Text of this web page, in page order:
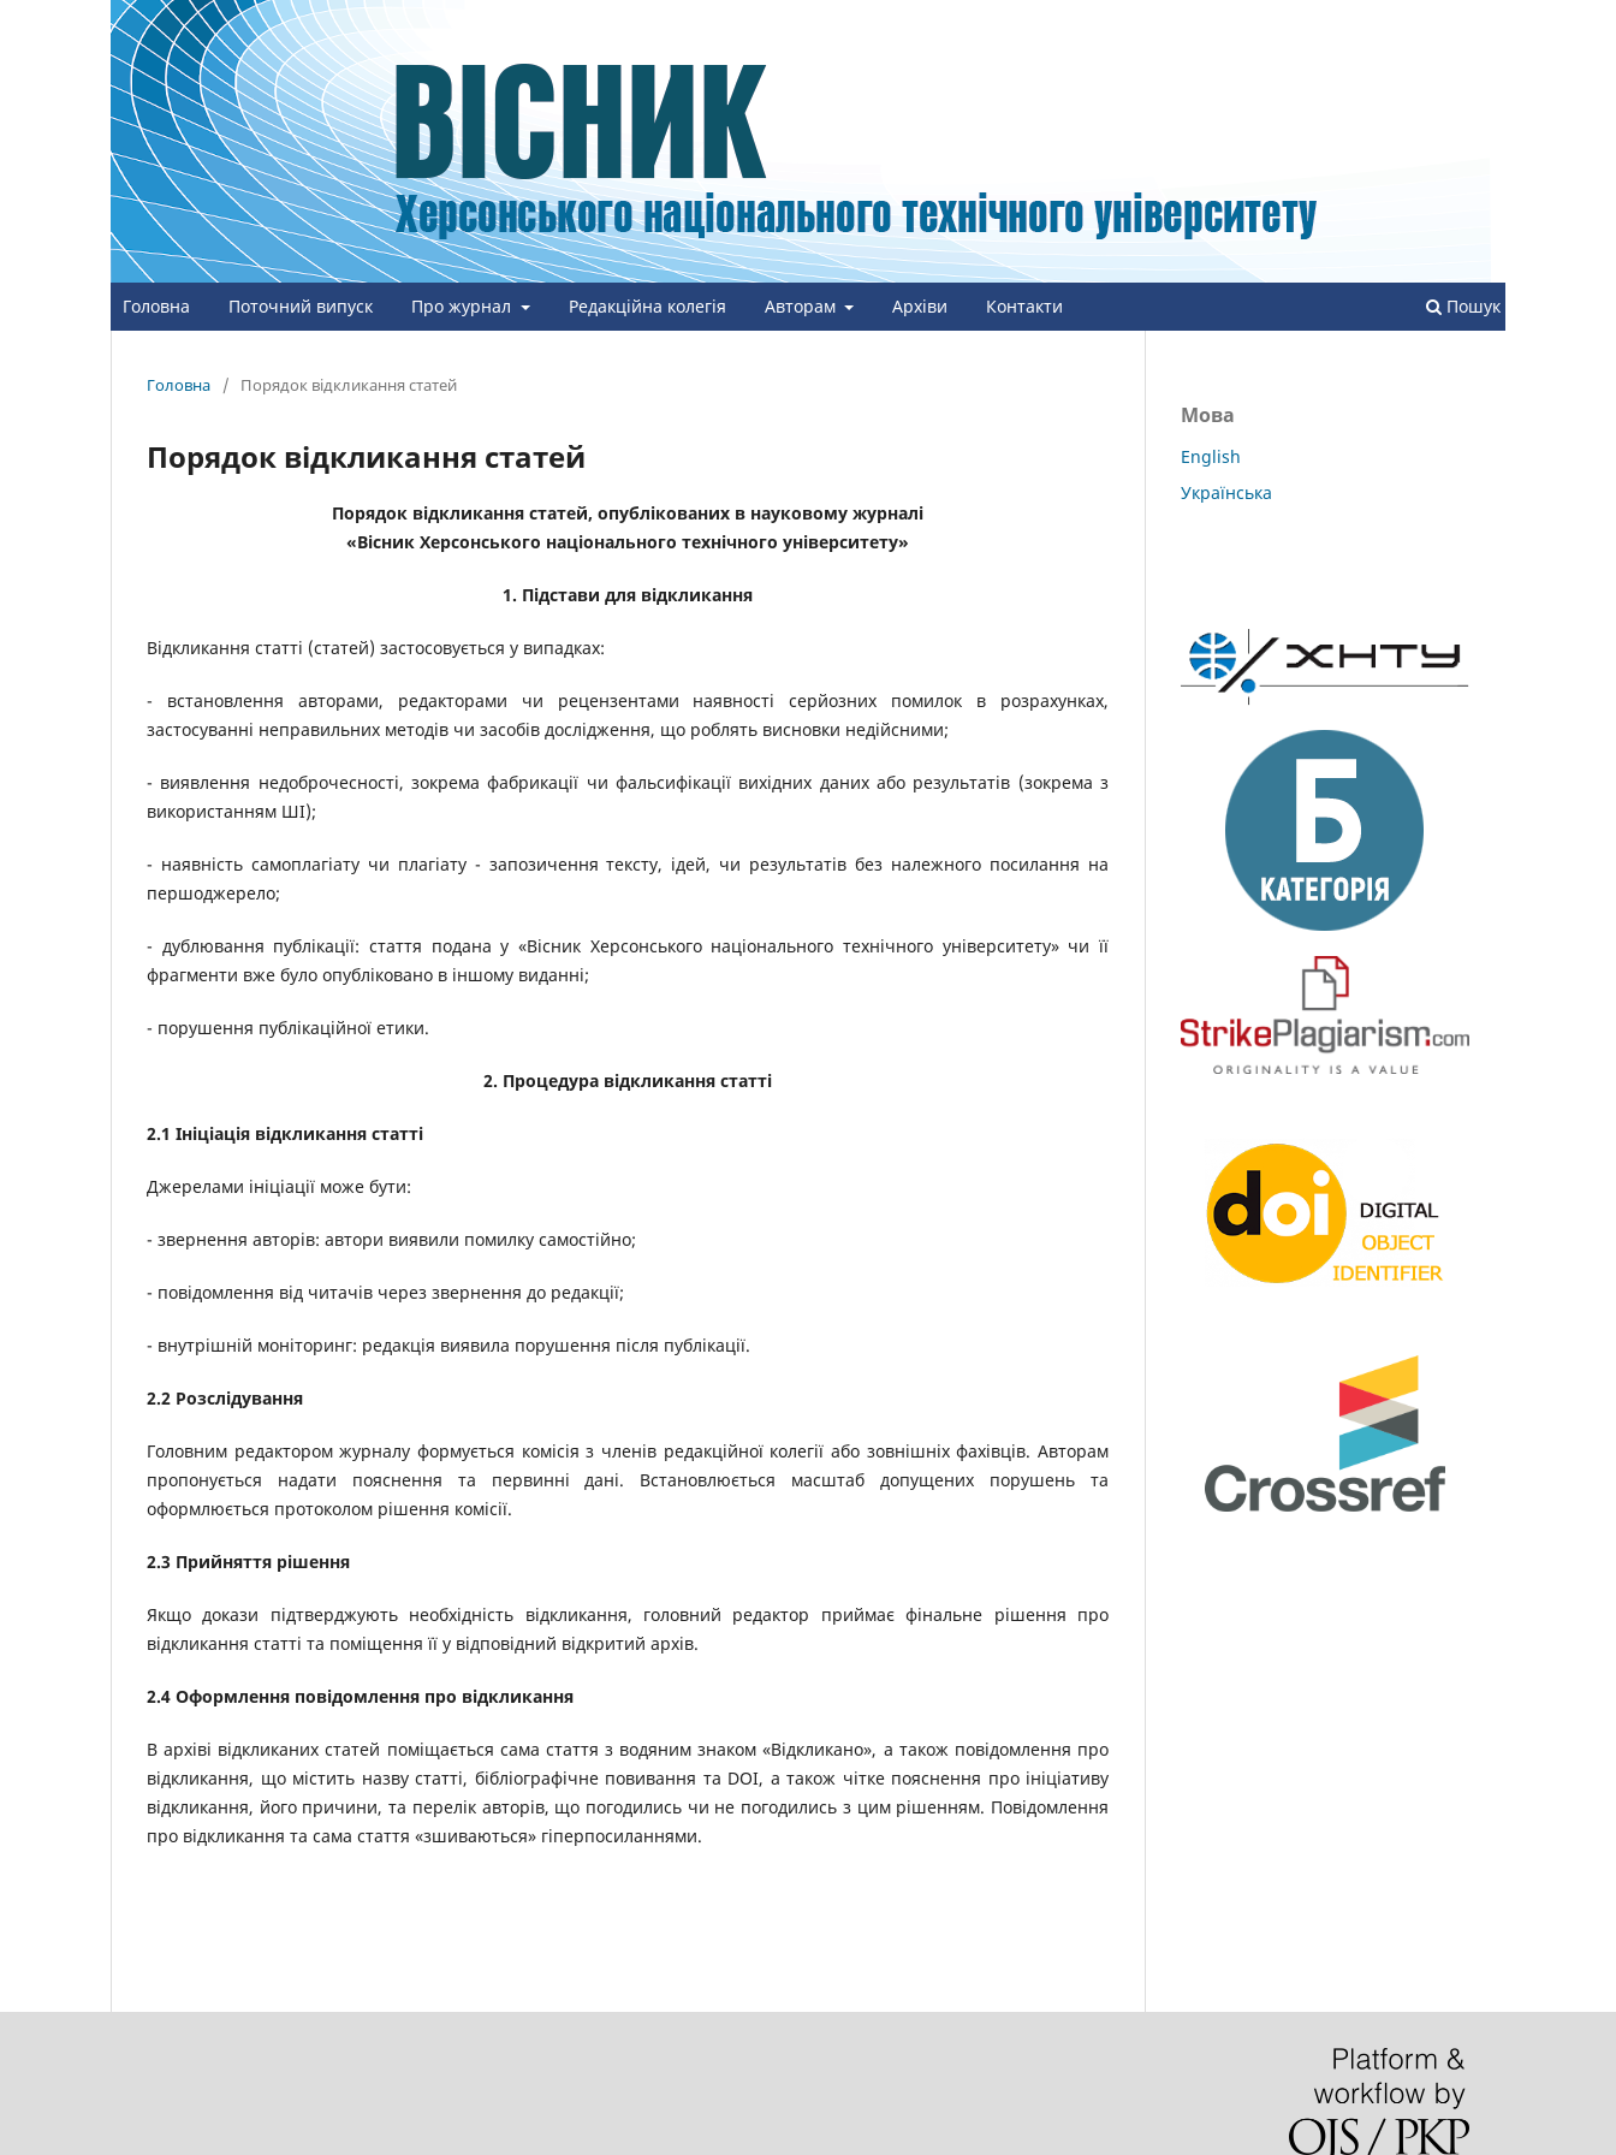
Головна Поточний випуск Про журнал Редакційна колегія Авторам Архіви Контакти Пошук
Головна / Порядок відкликання статей
Порядок відкликання статей
Порядок відкликання статей, опублікованих в науковому журналі
«Вісник Херсонського національного технічного університету»
1. Підстави для відкликання
Відкликання статті (статей) застосовується у випадках:
- встановлення авторами, редакторами чи рецензентами наявності серйозних помилок в розрахунках,
застосуванні неправильних методів чи засобів дослідження, що роблять висновки недійсними;
- виявлення недоброчесності, зокрема фабрикації чи фальсифікації вихідних даних або результатів (зокрема з
використанням ШІ);
- наявність самоплагіату чи плагіату - запозичення тексту, ідей, чи результатів без належного посилання на
першоджерело;
- дублювання публікації: стаття подана у «Вісник Херсонського національного технічного університету» чи її
фрагменти вже було опубліковано в іншому виданні;
- порушення публікаційної етики.
2. Процедура відкликання статті
2.1 Ініціація відкликання статті
Джерелами ініціації може бути:
- звернення авторів: автори виявили помилку самостійно;
- повідомлення від читачів через звернення до редакції;
- внутрішній моніторинг: редакція виявила порушення після публікації.
2.2 Розслідування
Головним редактором журналу формується комісія з членів редакційної колегії або зовнішніх фахівців. Авторам
пропонується надати пояснення та первинні дані. Встановлюється масштаб допущених порушень та
оформлюється протоколом рішення комісії.
2.3 Прийняття рішення
Якщо докази підтверджують необхідність відкликання, головний редактор приймає фінальне рішення про
відкликання статті та поміщення її у відповідний відкритий архів.
2.4 Оформлення повідомлення про відкликання
В архіві відкликаних статей поміщається сама стаття з водяним знаком «Відкликано», а також повідомлення про
відкликання, що містить назву статті, бібліографічне повивання та DOI, а також чітке пояснення про ініціативу
відкликання, його причини, та перелік авторів, що погодились чи не погодились з цим рішенням. Повідомлення
про відкликання та сама стаття «зшиваються» гіперпосиланнями.
Мова
English
Українська